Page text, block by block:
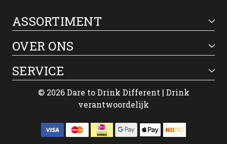
ASSORTIMENT
OVER ONS
SERVICE
© 2026 Dare to Drink Different | Drink
verantwoordelijk